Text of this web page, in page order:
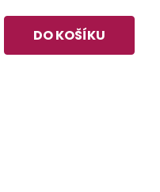
DO KOŠÍKU